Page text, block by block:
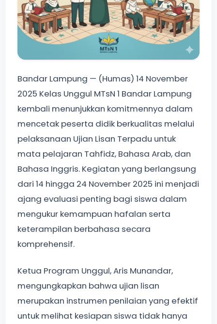
Bandar Lampung — (Humas) 14 November
2025 Kelas Unggul MTsN 1 Bandar Lampung
kembali menunjukkan komitmennya dalam
mencetak peserta didik berkualitas melalui
pelaksanaan Ujian Lisan Terpadu untuk
mata pelajaran Tahfidz, Bahasa Arab, dan
Bahasa Inggris. Kegiatan yang berlangsung
dari 14 hingga 24 November 2025 ini menjadi
ajang evaluasi penting bagi siswa dalam
mengukur kemampuan hafalan serta
keterampilan berbahasa secara
komprehensif.
Ketua Program Unggul, Aris Munandar,
mengungkapkan bahwa ujian lisan
merupakan instrumen penilaian yang efektif
untuk melihat kesiapan siswa tidak hanya